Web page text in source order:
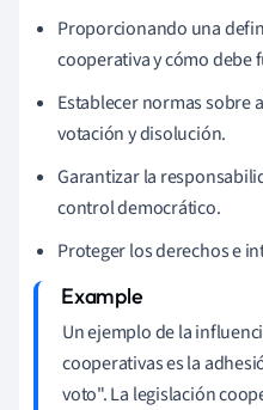
Proporcionando una
cooperativa y cómo debe
Establecer normas sobre
votación y disolución.
Garantizar la
control democrático.
Proteger los derechos e
Un ejemplo de la
cooperativas es la
voto". La legislación